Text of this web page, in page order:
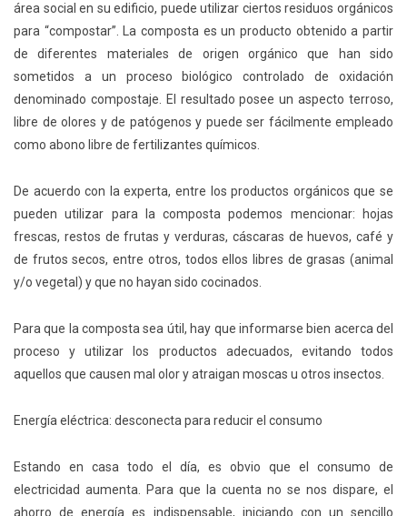
área social en su edificio, puede utilizar ciertos residuos orgánicos
para “compostar”. La composta es un producto obtenido a partir
de diferentes materiales de origen orgánico que han sido
sometidos a un proceso biológico controlado de oxidación
denominado compostaje. El resultado posee un aspecto terroso,
libre de olores y de patógenos y puede ser fácilmente empleado
como abono libre de fertilizantes químicos.
De acuerdo con la experta, entre los productos orgánicos que se
pueden utilizar para la composta podemos mencionar: hojas
frescas, restos de frutas y verduras, cáscaras de huevos, café y
de frutos secos, entre otros, todos ellos libres de grasas (animal
y/o vegetal) y que no hayan sido cocinados.
Para que la composta sea útil, hay que informarse bien acerca del
proceso y utilizar los productos adecuados, evitando todos
aquellos que causen mal olor y atraigan moscas u otros insectos.
Energía eléctrica: desconecta para reducir el consumo
Estando en casa todo el día, es obvio que el consumo de
electricidad aumenta. Para que la cuenta no se nos dispare, el
ahorro de energía es indispensable, iniciando con un sencillo